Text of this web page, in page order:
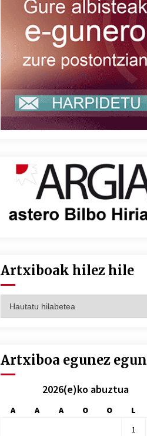
Artxiboak hilez hile
hilez
Artxiboa egunez egun
2026(e)ko abuztua
A A A O O L
1